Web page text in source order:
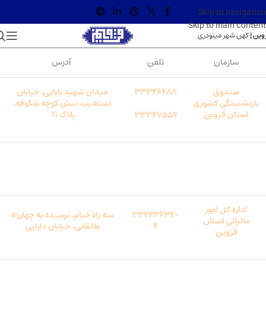
Skip to navigation
Skip to main content
|کهن شهر مینودری
سازمان تلفن آدرس
صندوق
بازنشستگی کشوری
استان قزوین
33346488
33347556
میدان شهید بابایی،خیابان
دستغیب،نبش کوچه شکوفه،
پلاک 11
اداره کل امور
مالیاتی استان
قزوین
33223632-
4
سه راه خیام،نرسیده به چهارراه
طالقانی،خیابان دارایی